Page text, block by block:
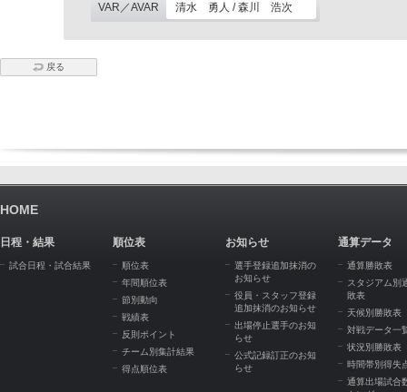
VAR／AVAR 清水 勇人 / 森川 浩次
戻る
HOME
日程・結果
試合日程・試合結果
順位表
順位表
年間順位表
節別動向
戦績表
反則ポイント
チーム別集計結果
得点順位表
お知らせ
選手登録追加抹消の
お知らせ
役員・スタッフ登録
追加抹消のお知らせ
出場停止選手のお知
らせ
公式記録訂正のお知
らせ
通算データ
通算勝敗表
スタジアム別
敗表
天候別勝敗表
対戦データ一
状況別勝敗表
時間帯別得失
通算出場試合